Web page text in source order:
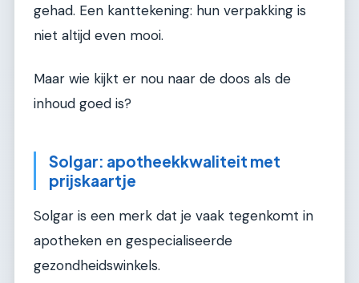
gehad. Een kanttekening: hun verpakking is
niet altijd even mooi.
Maar wie kijkt er nou naar de doos als de
inhoud goed is?
Solgar: apotheekkwaliteit met
prijskaartje
Solgar is een merk dat je vaak tegenkomt in
apotheken en gespecialiseerde
gezondheidswinkels.